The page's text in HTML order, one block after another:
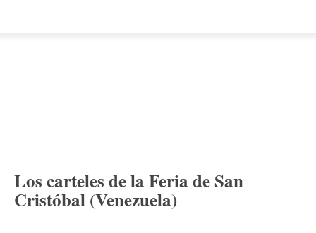
Los carteles de la Feria de San
Cristóbal (Venezuela)